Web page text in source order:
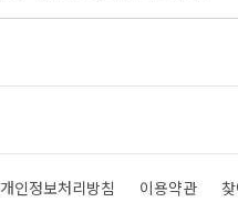
개인정보처리방침 이용약관